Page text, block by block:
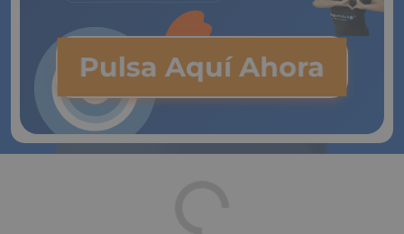
Pulsa Aquí Ahora